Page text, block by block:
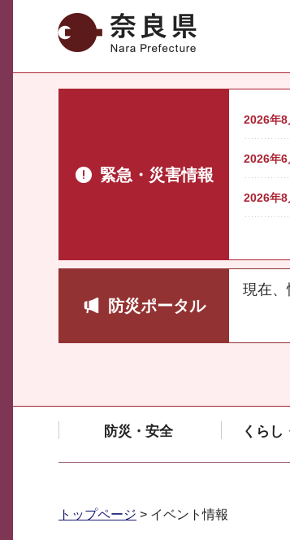
奈良県
緊急・災害情報
2026年8
2026年6
2026年8
防災ポータル
現在、
防災・安全 くらし
トップページ > イベント情報